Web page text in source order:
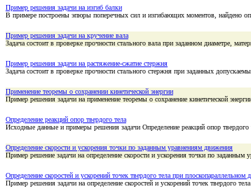
Пример решения задачи на изгиб балки
В примере построены эпюры поперечных сил и изгибающих моментов, найдено
Пример решения задачи на кручение вала
Задача состоит в проверке прочности стального вала при заданном диаметре,
Пример решения задачи на растяжение-сжатие стержня
Задача состоит в проверке прочности стального стержня при заданных
Применение теоремы о сохранении кинетической энергии
Пример решения задачи на применение теоремы о сохранение кинетической
Определение реакций опор твердого тела
Исходные данные и примеры решения задачи Определение реакций опор
Определение скорости и ускорения точки по заданным уравнениям движения
Пример решение задачи на определение скорости и ускорения точки по заданным
Определение скоростей и ускорений точек твердого тела при плоскопараллельном
Пример решения задачи на определение скоростей и ускорений точек твердого